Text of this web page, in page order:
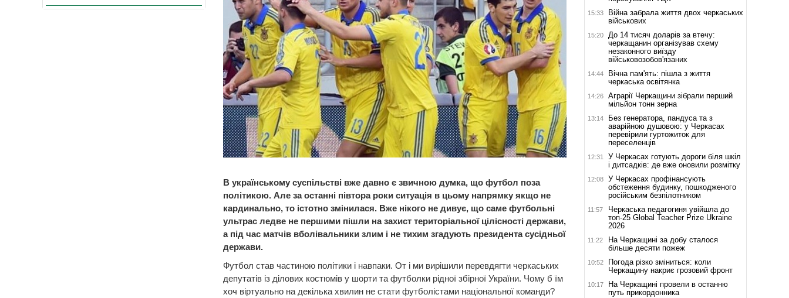
В українському суспільстві вже давно є звичною думка, що футбол поза
політикою. Але за останні півтора роки ситуація в цьому напрямку якщо не
кардинально, то істотно змінилася. Вже нікого не дивує, що саме футбольні
ультрас ледве не першими пішли на захист територіальної цілісності держави,
а під час матчів вболівальники злим і не тихим згадують президента сусідньої
держави.
Футбол став частиною політики і навпаки. От і ми вирішили перевдягти черкаських
депутатів із ділових костюмів у шорти та футболки рідної збірної України. Чому б їм
хоч віртуально на декілька хвилин не стати футболістами національної команди?
15:33
Війна забрала життя двох черкаських
військових
15:20
До 14 тисяч доларів за втечу:
черкащанин організував схему
незаконного виїзду
військовозобов'язаних
14:44
Вічна пам'ять: пішла з життя
черкаська освітянка
14:26
Аграрії Черкащини зібрали перший
мільйон тонн зерна
13:14
Без генератора, пандуса та з
аварійною душовою: у Черкасах
перевірили гуртожиток для
переселенців
12:31
У Черкасах готують дороги біля шкіл
і дитсадків: де вже оновили розмітку
12:08
У Черкасах профінансують
обстеження будинку, пошкодженого
російським безпілотником
11:57
Черкаська педагогиня увійшла до
топ-25 Global Teacher Prize Ukraine
2026
11:22
На Черкащині за добу сталося
більше десяти пожеж
10:52
Погода різко зміниться: коли
Черкащину накриє грозовий фронт
10:17
На Черкащині провели в останню
путь прикордонника